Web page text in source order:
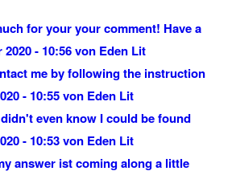
for your your comment! Have a
2020 - 10:56 von Eden Lit
me by following the instruction
- 10:55 von Eden Lit
even know I could be found
- 10:53 von Eden Lit
answer ist coming along a little